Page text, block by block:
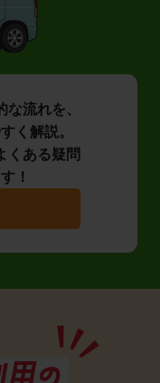
流れを、
く解説。
くある疑問
！